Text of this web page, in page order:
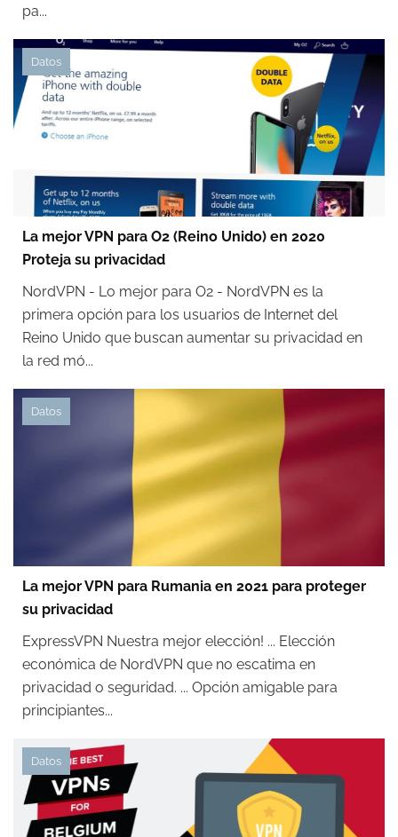
pa...
Datos
La mejor VPN para O2 (Reino Unido) en 2020
Proteja su privacidad
NordVPN - Lo mejor para O2 - NordVPN es la
primera opción para los usuarios de Internet del
Reino Unido que buscan aumentar su privacidad en
la red mó...
Datos
La mejor VPN para Rumania en 2021 para proteger
su privacidad
ExpressVPN Nuestra mejor elección! ... Elección
económica de NordVPN que no escatima en
privacidad o seguridad. ... Opción amigable para
principiantes...
Datos